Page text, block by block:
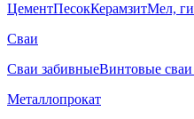
ЦементПесокКерамзитМел,
Сваи
Сваи забивныеВинтовые
Металлопрокат